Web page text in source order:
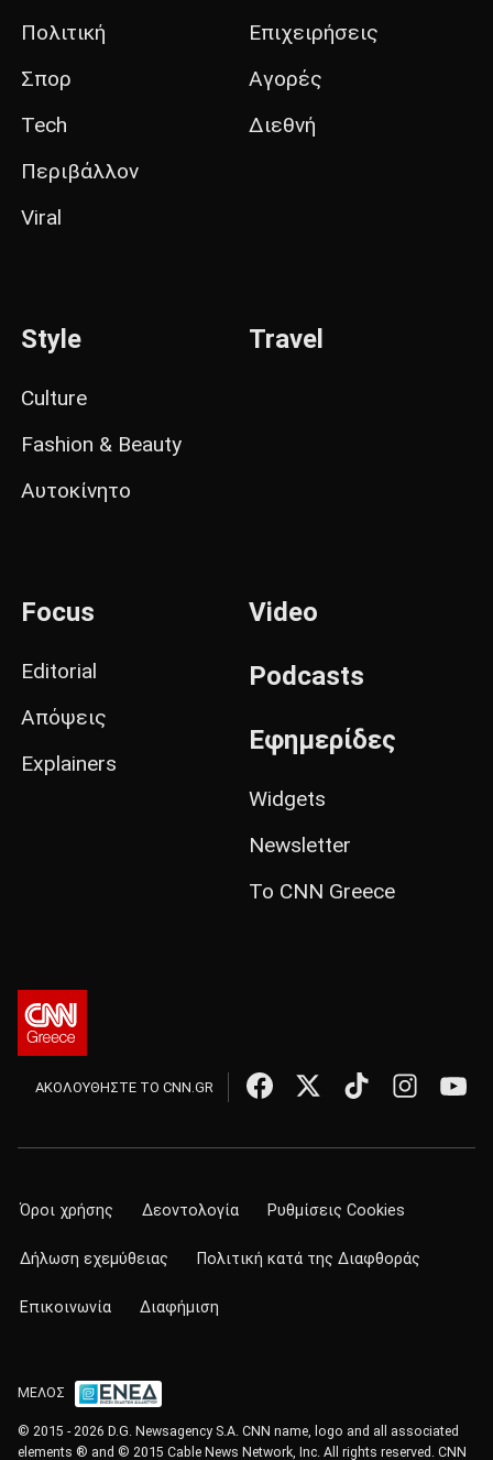
Πολιτική
Σπορ
Tech
Περιβάλλον
Viral
Επιχειρήσεις
Αγορές
Διεθνή
Style
Culture
Fashion & Beauty
Αυτοκίνητο
Travel
Focus
Editorial
Απόψεις
Explainers
Video
Podcasts
Εφημερίδες
Widgets
Newsletter
Το CNN Greece
ΑΚΟΛΟΥΘΗΣΤΕ ΤΟ CNN.GR
Όροι χρήσης Δεοντολογία Ρυθμίσεις Cookies
Δήλωση εχεμύθειας Πολιτική κατά της Διαφθοράς
Επικοινωνία Διαφήμιση
ΜΕΛΟΣ
© 2015 - 2026 D.G. Newsagency S.A. CNN name, logo and all associated
elements ® and © 2015 Cable News Network, Inc. All rights reserved. CNN